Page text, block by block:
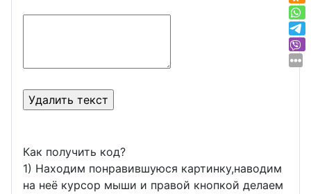
Как получить код?
1) Находим понравившуюся картинку,наводим
на неё курсор мыши и правой кнопкой делаем